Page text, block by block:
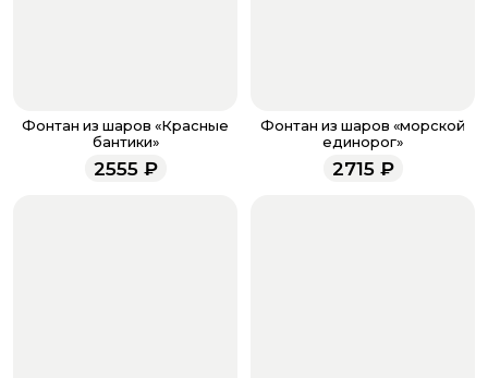
звоните по номеру телефона
напишите WhatsApp
+7 937 333-66-53. Наши
менеджеры работают ежедневно с 9.00 до 23.00 и
всегда рады проконсультировать вас.
Фонтан из шаров «Красные
бантики»
2555₽
Фонтан из шаров «морской
единорог»
2715₽